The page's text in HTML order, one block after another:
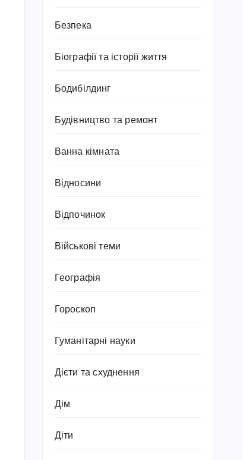
Безпека
Біографії та історії життя
Бодибілдинг
Будівництво та ремонт
Ванна кімната
Відносини
Відпочинок
Військові теми
Географія
Гороскоп
Гуманітарні науки
Дієти та схуднення
Дім
Діти